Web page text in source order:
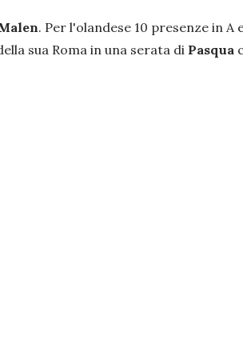
. Per l'olandese 10 presenze in A
sua Roma in una serata di Pasqua